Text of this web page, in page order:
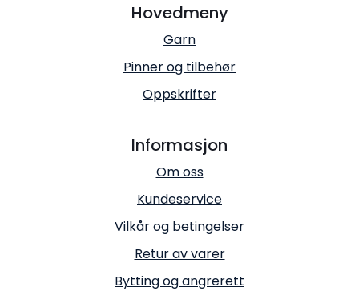
Hovedmeny
Garn
Pinner og tilbehør
Oppskrifter
Informasjon
Om oss
Kundeservice
Vilkår og betingelser
Retur av varer
Bytting og angrerett